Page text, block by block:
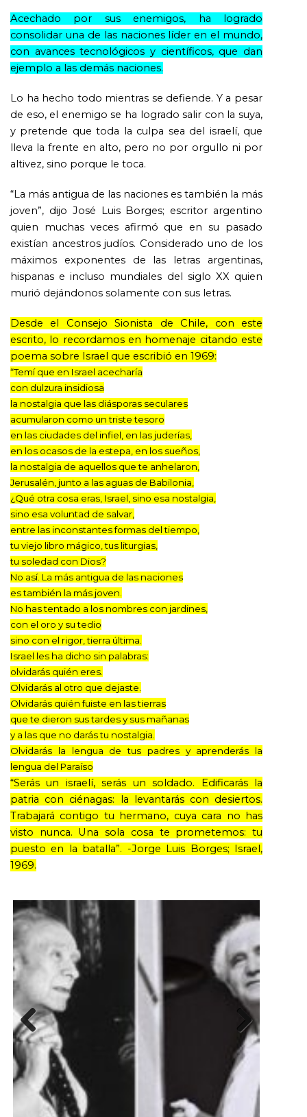
Acechado por sus enemigos, ha logrado
consolidar una de las naciones líder en el mundo,
con avances tecnológicos y científicos, que dan
ejemplo a las demás naciones.
Lo ha hecho todo mientras se defiende. Y a pesar
de eso, el enemigo se ha logrado salir con la suya,
y pretende que toda la culpa sea del israelí, que
lleva la frente en alto, pero no por orgullo ni por
altivez, sino porque le toca.
“La más antigua de las naciones es también la más
joven”, dijo José Luis Borges; escritor argentino
quien muchas veces afirmó que en su pasado
existían ancestros judíos. Considerado uno de los
máximos exponentes de las letras argentinas,
hispanas e incluso mundiales del siglo XX quien
murió dejándonos solamente con sus letras.
Desde el Consejo Sionista de Chile, con este
escrito, lo recordamos en homenaje citando este
poema sobre Israel que escribió en 1969:
“Temí que en Israel acecharía
con dulzura insidiosa
la nostalgia que las diásporas seculares
acumularon como un triste tesoro
en las ciudades del infiel, en las juderías,
en los ocasos de la estepa, en los sueños,
la nostalgia de aquellos que te anhelaron,
Jerusalén, junto a las aguas de Babilonia,
¿Qué otra cosa eras, Israel, sino esa nostalgia,
sino esa voluntad de salvar,
entre las inconstantes formas del tiempo,
tu viejo libro mágico, tus liturgias,
tu soledad con Dios?
No así. La más antigua de las naciones
es también la más joven.
No has tentado a los nombres con jardines,
con el oro y su tedio
sino con el rigor, tierra última.
Israel les ha dicho sin palabras:
olvidarás quién eres.
Olvidarás al otro que dejaste.
Olvidarás quién fuiste en las tierras
que te dieron sus tardes y sus mañanas
y a las que no darás tu nostalgia.
Olvidarás la lengua de tus padres y aprenderás la
lengua del Paraíso
“Serás un israelí, serás un soldado. Edificarás la
patria con ciénagas: la levantarás con desiertos.
Trabajará contigo tu hermano, cuya cara no has
visto nunca. Una sola cosa te prometemos: tu
puesto en la batalla”. -Jorge Luis Borges; Israel,
1969.
Previous Next